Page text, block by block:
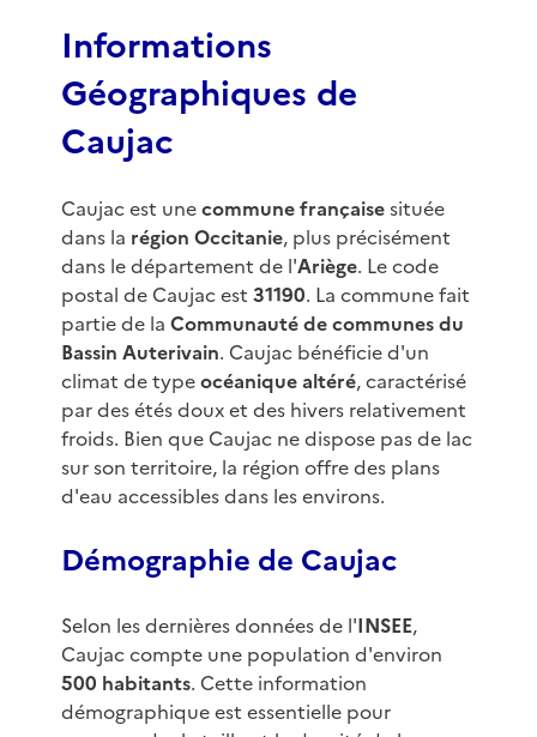
Informations
Géographiques de
Caujac
Caujac est unecommune françaisesituée
dans la région Occitanie, plus précisément
dans le département de l'Ariège. Le code
postal de Caujac est 31190. La commune fait
partie de la Communauté de communes du
Bassin Auterivain. Caujac bénéficie d'un
climat de typeocéanique altéré, caractérisé
par des étés doux et des hivers relativement
froids. Bien que Caujac ne dispose pas de lac
sur son territoire, la région offre des plans
d'eau accessibles dans les environs.
Démographie de Caujac
Selon les dernières données de l'INSEE,
Caujac compte une population d'environ
500 habitants. Cette information
démographique est essentielle pour